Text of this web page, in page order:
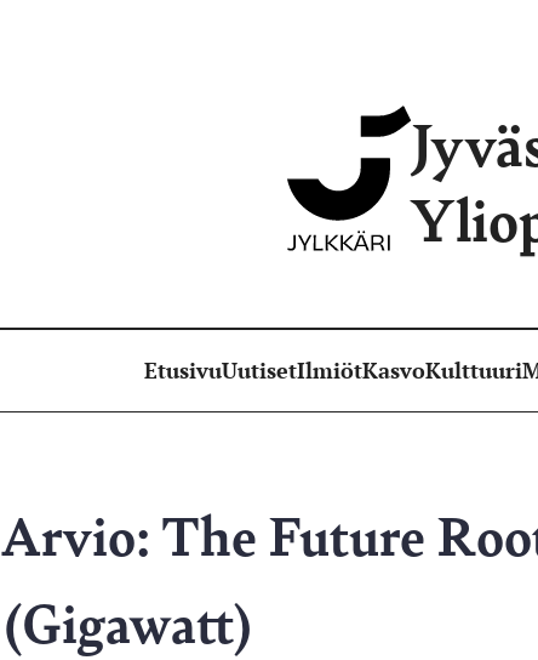
EtusivuUutisetIlmiötKasvoKulttuuri
Arvio: The Future
(Gigawatt)